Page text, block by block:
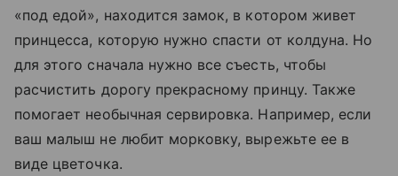
«под едой», находится замок, в котором живет
принцесса, которую нужно спасти от колдуна. Но
для этого сначала нужно все съесть, чтобы
расчистить дорогу прекрасному принцу. Также
помогает необычная сервировка. Например, если
ваш малыш не любит морковку, вырежьте ее в
виде цветочка.